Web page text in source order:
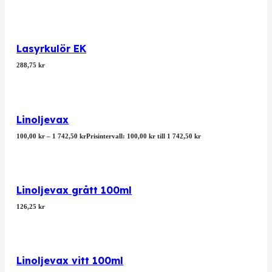
Lasyrkulör EK
288,75kr
Linoljevax
100,00kr – 1 742,50krPrisintervall: 100,00 kr till 1 742,50 kr
Linoljevax grått 100ml
126,25kr
Linoljevax vitt 100ml